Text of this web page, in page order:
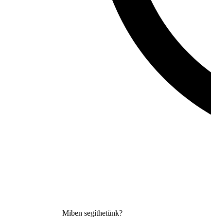
Miben segíthetünk?